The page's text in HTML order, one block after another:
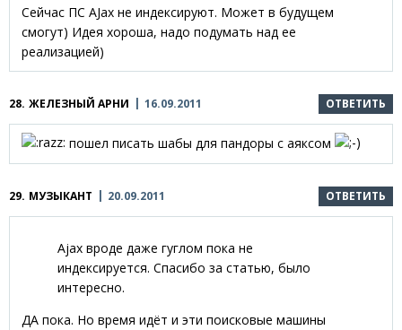
Сейчас ПС AJax не индексируют. Может в будущем
смогут) Идея хороша, надо подумать над ее
реализацией)
28. ЖЕЛЕЗНЫЙ АРНИ 16.09.2011 ОТВЕТИТЬ
пошел писать шабы для пандоры с аяксом
29. МУЗЫКАНТ 20.09.2011 ОТВЕТИТЬ
Ajax вроде даже гуглом пока не
индексируется. Спасибо за статью, было
интересно.
ДА пока. Но время идёт и эти поисковые машины